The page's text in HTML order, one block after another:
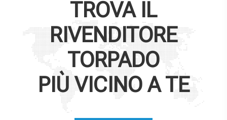
TROVA IL
RIVENDITORE
TORPADO
PIÙ VICINO A TE